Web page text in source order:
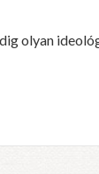
olyan